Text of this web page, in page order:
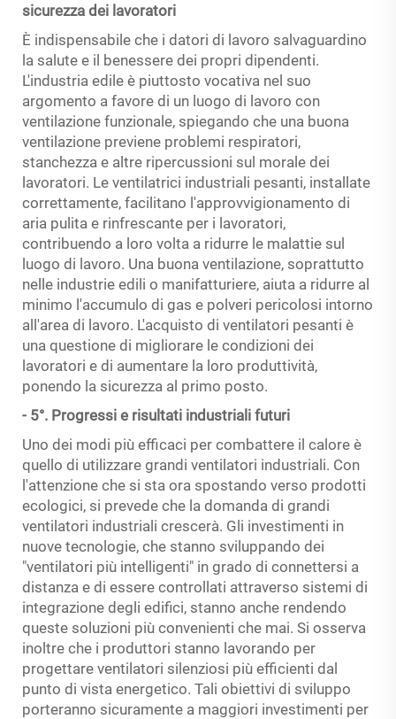
sicurezza dei lavoratori
È indispensabile che i datori di lavoro salvaguardino
la salute e il benessere dei propri dipendenti.
L'industria edile è piuttosto vocativa nel suo
argomento a favore di un luogo di lavoro con
ventilazione funzionale, spiegando che una buona
ventilazione previene problemi respiratori,
stanchezza e altre ripercussioni sul morale dei
lavoratori. Le ventilatrici industriali pesanti, installate
correttamente, facilitano l'approvvigionamento di
aria pulita e rinfrescante per i lavoratori,
contribuendo a loro volta a ridurre le malattie sul
luogo di lavoro. Una buona ventilazione, soprattutto
nelle industrie edili o manifatturiere, aiuta a ridurre al
minimo l'accumulo di gas e polveri pericolosi intorno
all'area di lavoro. L'acquisto di ventilatori pesanti è
una questione di migliorare le condizioni dei
lavoratori e di aumentare la loro produttività,
ponendo la sicurezza al primo posto.
- 5°. Progressi e risultati industriali futuri
Uno dei modi più efficaci per combattere il calore è
quello di utilizzare grandi ventilatori industriali. Con
l'attenzione che si sta ora spostando verso prodotti
ecologici, si prevede che la domanda di grandi
ventilatori industriali crescerà. Gli investimenti in
nuove tecnologie, che stanno sviluppando dei
"ventilatori più intelligenti" in grado di connettersi a
distanza e di essere controllati attraverso sistemi di
integrazione degli edifici, stanno anche rendendo
queste soluzioni più convenienti che mai. Si osserva
inoltre che i produttori stanno lavorando per
progettare ventilatori silenziosi più efficienti dal
punto di vista energetico. Tali obiettivi di sviluppo
porteranno sicuramente a maggiori investimenti per